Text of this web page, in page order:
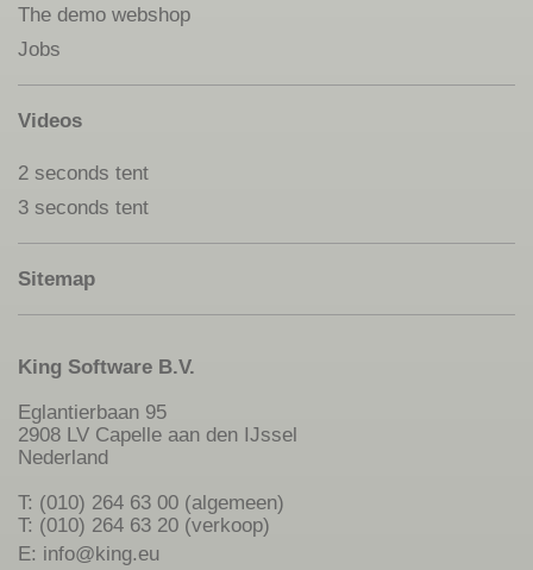
The demo webshop
Jobs
Videos
2 seconds tent
3 seconds tent
Sitemap
King Software B.V.
Eglantierbaan 95
2908 LV Capelle aan den IJssel
Nederland
T: (010) 264 63 00 (algemeen)
T: (010) 264 63 20 (verkoop)
E: info@king.eu